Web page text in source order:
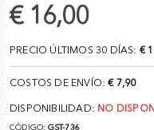
€ 16,00
PRECIO ÚLTIMOS 30 DÍAS: €
COSTOS DE ENVÍO:€ 7,90
DISPONIBILIDAD: NO
CÓDIGO: GST-736